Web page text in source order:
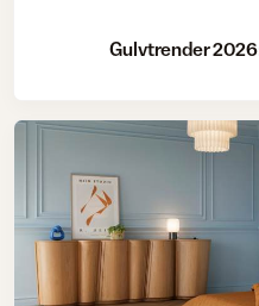
Gulvtrender